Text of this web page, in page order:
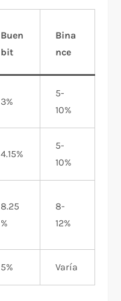
Buen
bit
Bina
nce
3%
5-
10%
4.15%
5-
10%
8.25
%
8-
12%
5% Varía